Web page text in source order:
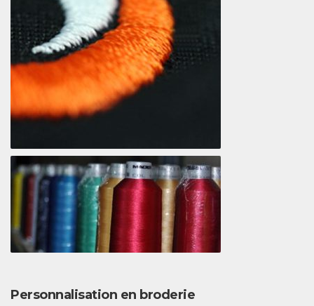
Personnalisation en broderie